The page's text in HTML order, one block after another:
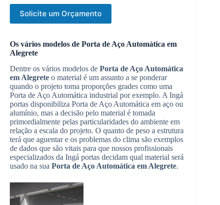
Solicite um Orçamento
Os vários modelos de Porta de Aço Automática em
Alegrete
Dentre os vários modelos de Porta de Aço Automática
em Alegrete o material é um assunto a se ponderar
quando o projeto toma proporções grades como uma
Porta de Aço Automática industrial por exemplo. A Ingá
portas disponibiliza Porta de Aço Automática em aço ou
alumínio, mas a decisão pelo material é tomada
primordialmente pelas particularidades do ambiente em
relação a escala do projeto. O quanto de peso a estrutura
terá que aguentar e os problemas do clima são exemplos
de dados que são vitais para que nossos profissionais
especializados da Ingá portas decidam qual material será
usado na sua Porta de Aço Automática em Alegrete.